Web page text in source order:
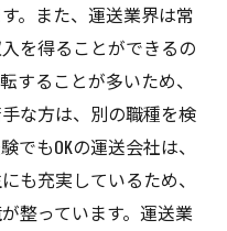
。また、運送業界は常
を得ることができるの
することが多いため、
な方は、別の職種を検
でもOKの運送会社は、
も充実しているため、
整っています。運送業